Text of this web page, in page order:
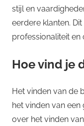
stijl en
eerdere klanten.
professionaliteit en
Hoe vind je
Het vinden van de
het vinden van
over het vinden